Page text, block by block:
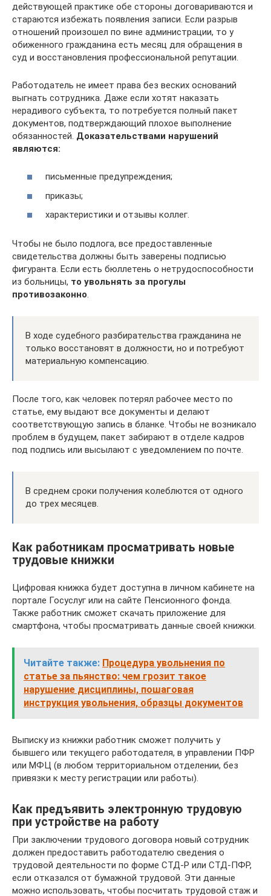
действующей практике обе стороны договариваются и
стараются избежать появления записи. Если разрыв
отношений произошел по вине администрации, то у
обиженного гражданина есть месяц для обращения в
суд и восстановления профессиональной репутации.
Работодатель не имеет права без веских оснований
выгнать сотрудника. Даже если хотят наказать
нерадивого субъекта, то потребуется полный пакет
документов, подтверждающий плохое выполнение
обязанностей. Доказательствами нарушений
являются:
письменные предупреждения;
приказы;
характеристики и отзывы коллег.
Чтобы не было подлога, все предоставленные
свидетельства должны быть заверены подписью
фигуранта. Если есть бюллетень о нетрудоспособности
из больницы, то увольнять за прогулы
противозаконно.
В ходе судебного разбирательства гражданина не
только восстановят в должности, но и потребуют
материальную компенсацию.
После того, как человек потерял рабочее место по
статье, ему выдают все документы и делают
соответствующую запись в бланке. Чтобы не возникало
проблем в будущем, пакет забирают в отделе кадров
под подпись или высылают с уведомлением по почте.
В среднем сроки получения колеблются от одного
до трех месяцев.
Как работникам просматривать новые
трудовые книжки
Цифровая книжка будет доступна в личном кабинете на
портале Госуслуг или на сайте Пенсионного фонда.
Также работник сможет скачать приложение для
смартфона, чтобы просматривать данные своей книжки.
Читайте также: Процедура увольнения по
статье за пьянство: чем грозит такое
нарушение дисциплины, пошаговая
инструкция увольнения, образцы документов
Выписку из книжки работник сможет получить у
бывшего или текущего работодателя, в управлении ПФР
или МФЦ (в любом территориальном отделении, без
привязки к месту регистрации или работы).
Как предъявить электронную трудовую
при устройстве на работу
При заключении трудового договора новый сотрудник
должен предоставить работодателю сведения о
трудовой деятельности по форме СТД-Р или СТД-ПФР,
если отказался от бумажной трудовой. Эти данные
можно использовать, чтобы посчитать трудовой стаж и